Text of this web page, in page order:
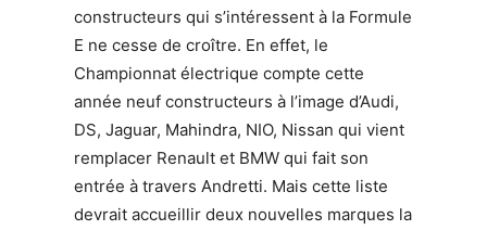
constructeurs qui s’intéressent à la Formule
E ne cesse de croître. En effet, le
Championnat électrique compte cette
année neuf constructeurs à l’image d’Audi,
DS, Jaguar, Mahindra, NIO, Nissan qui vient
remplacer Renault et BMW qui fait son
entrée à travers Andretti. Mais cette liste
devrait accueillir deux nouvelles marques la